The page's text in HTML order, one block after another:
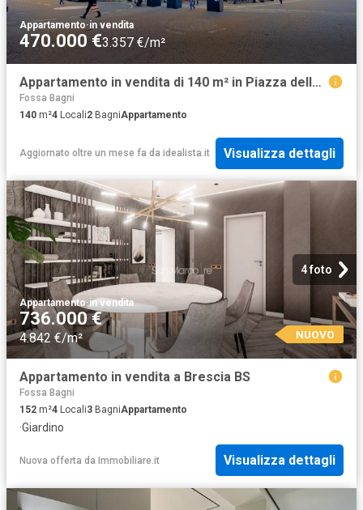
Appartamento·in vendita
470.000 €3.357 €/m²
Appartamento in vendita di 140 m² in Piazza della Vittoria
Fossa Bagni
140 m²4 Locali2 BagniAppartamento
Aggiornato oltre un mese fa da idealista.it Visualizza dettagli
4 foto
Appartamento·in vendita
736.000 €
4.842 €/m² NUOVO
Appartamento in vendita a Brescia BS
Fossa Bagni
152 m²4 Locali3 BagniAppartamento
·Giardino
Nuova offerta da Immobiliare.it Visualizza dettagli